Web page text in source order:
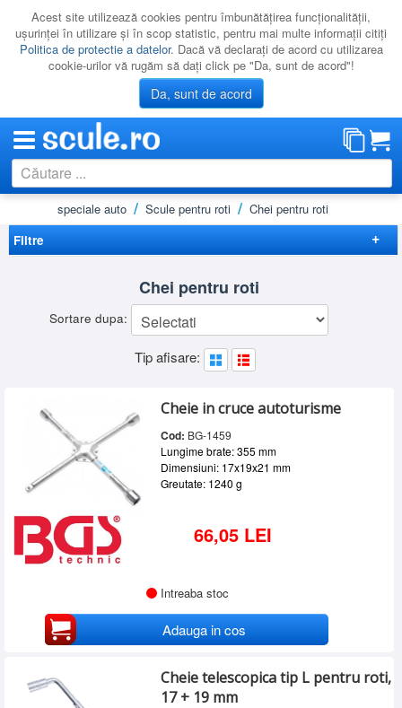
Acest site utilizează cookies pentru îmbunătăţirea funcţionalităţii,
uşurinţei în utilizare şi în scop statistic, pentru mai multe informaţii citiţi
Politica de protectie a datelor. Dacă vă declaraţi de acord cu utilizarea
cookie-urilor vă rugăm să daţi click pe "Da, sunt de acord"!
Da, sunt de acord
CATEGORII
PROMOTII
LICHIDARE
SERVICE
INCHIRIERI
BLOG
AUTENTIFICARE
Scule speciale auto Scule pentru roti
Chei pentru roti
Filtre
Chei pentru roti
Sortare dupa:
Tip afisare:
Cheie in cruce autoturisme
Cod: BG-1459
Lungime brate: 355 mm
Dimensiuni: 17x19x21 mm
Greutate: 1240 g
66,05 LEI
Intreaba stoc
Adauga in cos
Cheie telescopica tip L pentru roti,
17 + 19 mm